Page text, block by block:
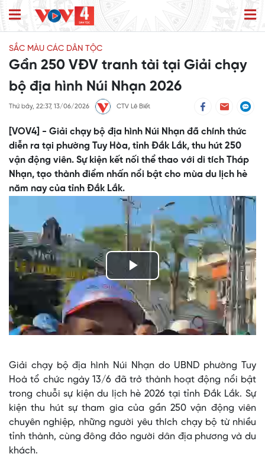
SẮC MÀU CÁC DÂN TỘC
Gần 250 VĐV tranh tài tại Giải chạy
bộ địa hình Núi Nhạn 2026
Thứ bảy, 22:37, 13/06/2026 CTV Lê Biết
[VOV4] - Giải chạy bộ địa hình Núi Nhạn đã chính thức
diễn ra tại phường Tuy Hòa, tỉnh Đắk Lắk, thu hút 250
vận động viên. Sự kiện kết nối thể thao với di tích Tháp
Nhạn, tạo thành điểm nhấn nổi bật cho mùa du lịch hè
năm nay của tỉnh Đắk Lắk.
Play
Video
Giải chạy bộ địa hình Núi Nhạn do UBND phường Tuy
Hoà tổ chức ngày 13/6 đã trở thành hoạt động nổi bật
trong chuỗi sự kiện du lịch hè 2026 tại tỉnh Đắk Lắk. Sự
kiện thu hút sự tham gia của gần 250 vận động viên
chuyên nghiệp, những người yêu thích chạy bộ từ nhiều
tỉnh thành, cùng đông đảo người dân địa phương và du
khách.